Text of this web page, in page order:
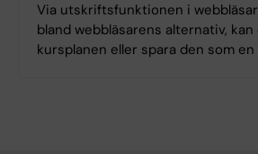
Via utskriftsfunktionen i
bland webbläsarens alternativ,
kursplanen eller spara den som en